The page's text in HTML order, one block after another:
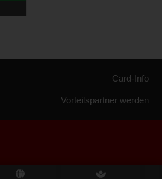
Card-Info
Vorteilspartner werden